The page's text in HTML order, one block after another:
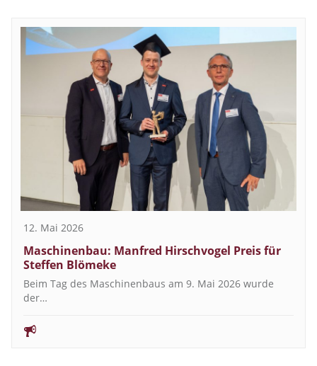
12. Mai 2026
Maschinenbau: Manfred Hirschvogel Preis für
Steffen Blömeke
Beim Tag des Maschinenbaus am 9. Mai 2026 wurde
der…